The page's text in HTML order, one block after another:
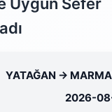
YATAĞAN →
2026-